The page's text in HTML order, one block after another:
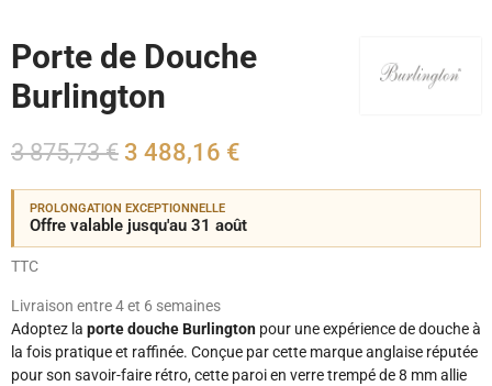
Porte de Douche
Burlington
3 875,73 € 3 488,16 €
PROLONGATION EXCEPTIONNELLE
Offre valable jusqu'au 31 août
TTC
Livraison entre 4 et 6 semaines
Adoptez la porte douche Burlington pour une expérience de douche à
la fois pratique et raffinée. Conçue par cette marque anglaise réputée
pour son savoir-faire rétro, cette paroi en verre trempé de 8 mm allie